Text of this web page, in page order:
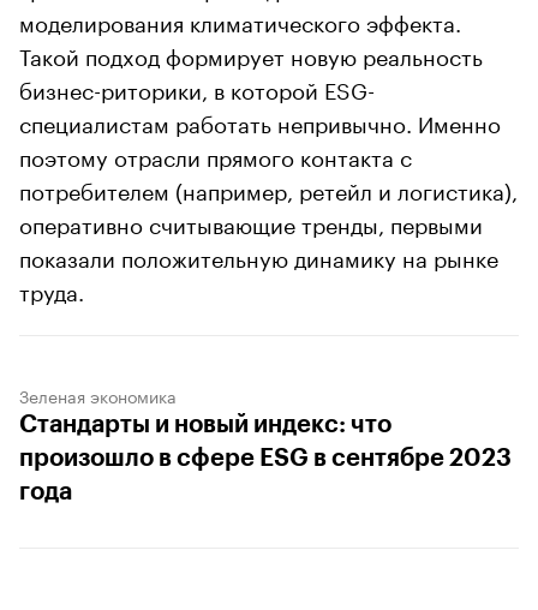
моделирования климатического эффекта.
Такой подход формирует новую реальность
бизнес-риторики, в которой ESG-
специалистам работать непривычно. Именно
поэтому отрасли прямого контакта с
потребителем (например, ретейл и логистика),
оперативно считывающие тренды, первыми
показали положительную динамику на рынке
труда.
Зеленая экономика
Стандарты и новый индекс: что
произошло в сфере ESG в сентябре 2023
года